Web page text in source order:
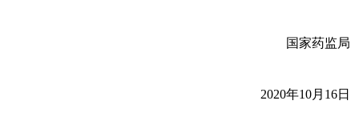
国家药监局
2020年10月16日